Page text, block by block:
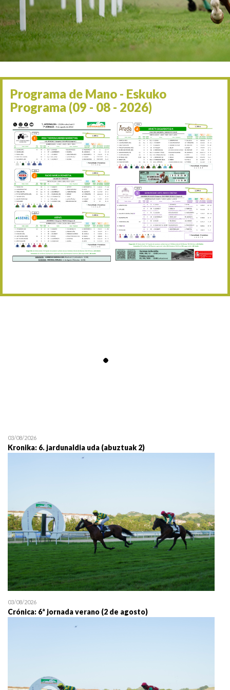
06/09 17:30 Irailaren 6a / 6 de
13/09 17:30 Irailaren 13a / 13 de
30/09 11:30 Irailaren 30a / 30 de
11/06 11:30
05/07 11:30 Uztailaren 5a / 5 de julio
12/07 11:30 Uztailaren 12a / 12 de
19/07 11:30 Uztailaren 19a / 19 de
25/07 11:30 Uztailaren 25a / 25 de
02/08 17:30 Abuztuaren 2a / 2 de
09/08 17:30 Abuztuaren 9a / 9 de
12/08 12:08 Abuztaren 12a / 12 de
15/08 17:05 Abuztuaren 15a / 15 de
30/08 17:30 Abuztuaren 30a / 30 de
19/07 11:30
Programa de Mano - Eskuko
Programa (09 - 08 - 2026)
03/08/2026
Kronika: 6. jardunaldia uda (abuztuak 2)
03/08/2026
Crónica: 6ª jornada verano (2 de agosto)